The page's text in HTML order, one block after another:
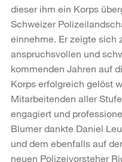
dieser ihm ein Korps
Schweizer
einnehme. Er zeigte sich
anspruchsvollen und
kommenden Jahren auf
Korps erfolg­reich gelöst
Mitarbeitenden aller
engagiert und
Blumer dankte Daniel
und dem ebenfalls auf
neuen Polizeivorsteher